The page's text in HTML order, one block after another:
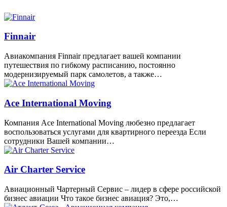
Finnair
Авиакомпания Finnair предлагает вашей компании
путешествия по гибкому расписанию, постоянно
модернизируемый парк самолетов, а также…
Ace International Moving
Компания Ace International Moving любезно предлагает
воспользоваться услугами для квартирного переезда Если
сотрудники Вашей компании…
Air Charter Service
Авиационный Чартерный Сервис – лидер в сфере российской
бизнес авиации Что такое бизнес авиация? Это,…